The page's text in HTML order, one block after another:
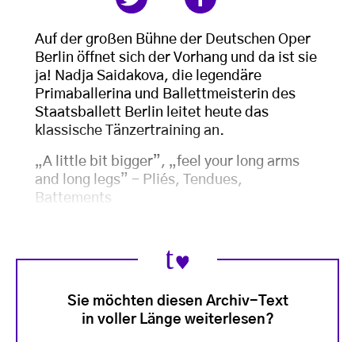
Auf der großen Bühne der Deutschen Oper
Berlin öffnet sich der Vorhang und da ist sie
ja! Nadja Saidakova, die legendäre
Primaballerina und Ballettmeisterin des
Staatsballett Berlin leitet heute das
klassische Tänzertraining an.
„A little bit bigger”, „feel your long arms
and long legs” - Pliés, Tendues,
Battements
Sie möchten diesen Archiv-Text
in voller Länge weiterlesen?